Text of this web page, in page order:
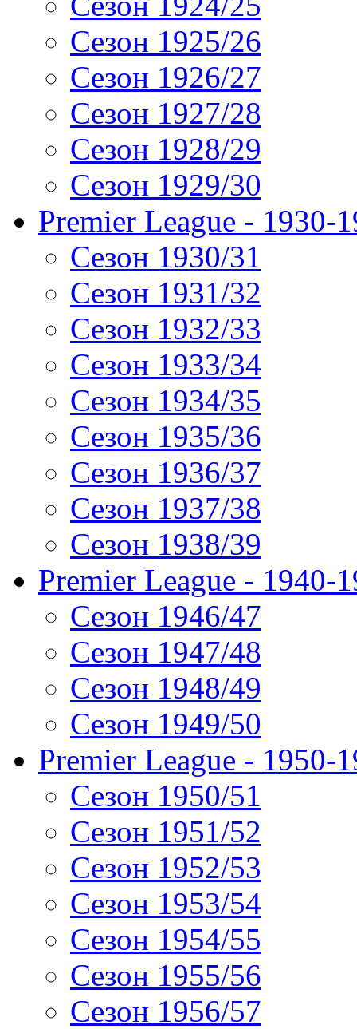
Сезон 1925/26
Сезон 1926/27
Сезон 1927/28
Сезон 1928/29
Сезон 1929/30
Premier League - 1930-
Сезон 1930/31
Сезон 1931/32
Сезон 1932/33
Сезон 1933/34
Сезон 1934/35
Сезон 1935/36
Сезон 1936/37
Сезон 1937/38
Сезон 1938/39
Premier League - 1940-
Сезон 1946/47
Сезон 1947/48
Сезон 1948/49
Сезон 1949/50
Premier League - 1950-
Сезон 1950/51
Сезон 1951/52
Сезон 1952/53
Сезон 1953/54
Сезон 1954/55
Сезон 1955/56
Сезон 1956/57